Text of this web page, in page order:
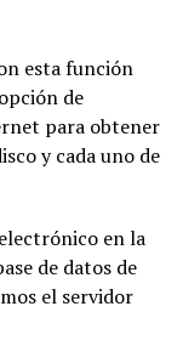
esta función
de
para obtener
y cada uno de
en la
de datos de
el servidor